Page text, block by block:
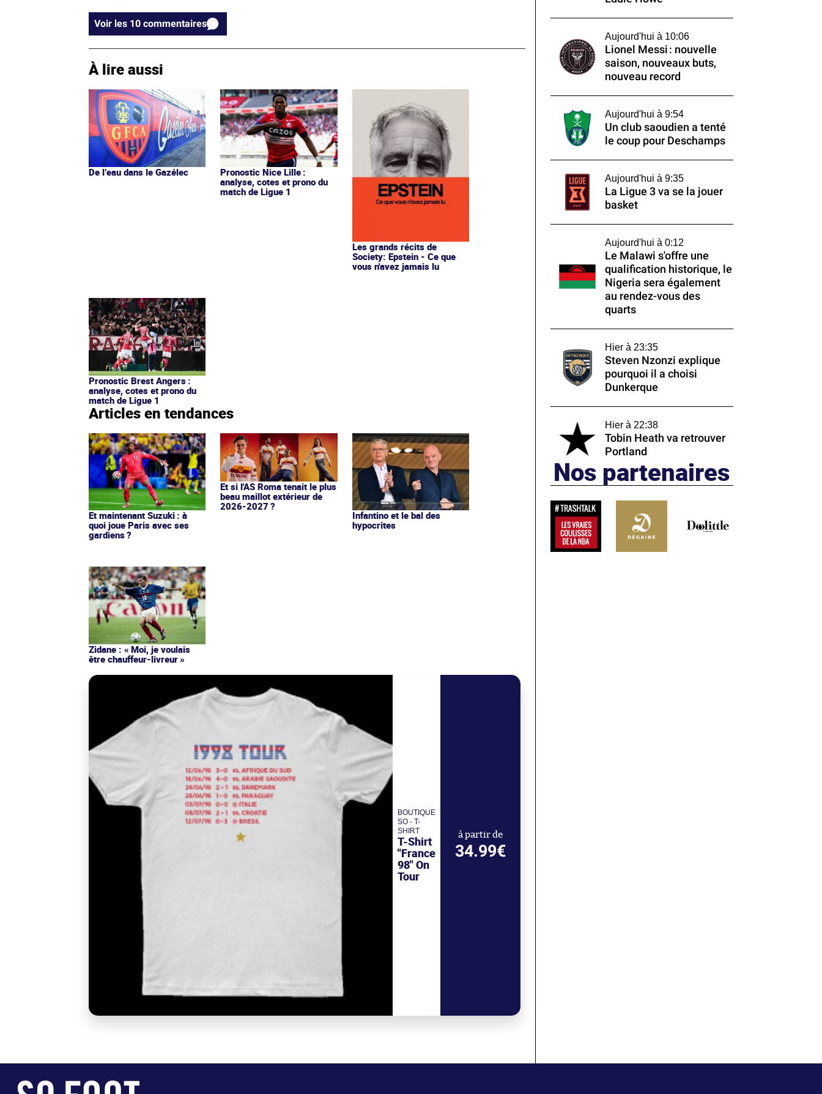
Voir les 10 commentaires
À lire aussi
De l’eau dans le Gazélec
Pronostic Nice Lille :
analyse, cotes et prono du
match de Ligue 1
Les grands récits de
Society: Epstein - Ce que
vous n'avez jamais lu
Pronostic Brest Angers :
analyse, cotes et prono du
match de Ligue 1
Articles en tendances
Et maintenant Suzuki : à
quoi joue Paris avec ses
gardiens ?
Et si l'AS Roma tenait le plus
beau maillot extérieur de
2026-2027 ?
Infantino et le bal des
hypocrites
Zidane : « Moi, je voulais
être chauffeur-livreur »
BOUTIQUE
SO - T-
SHIRT
T-Shirt
"France
98" On
Tour
à partir de
34.99€
Aujourd'hui à 10:06
Lionel Messi : nouvelle
saison, nouveaux buts,
nouveau record
Aujourd'hui à 9:54
Un club saoudien a tenté
le coup pour Deschamps
Aujourd'hui à 9:35
La Ligue 3 va se la jouer
basket
Aujourd'hui à 0:12
Le Malawi s'offre une
qualification historique, le
Nigeria sera également
au rendez-vous des
quarts
Hier à 23:35
Steven Nzonzi explique
pourquoi il a choisi
Dunkerque
Hier à 22:38
Tobin Heath va retrouver
Portland
Nos partenaires